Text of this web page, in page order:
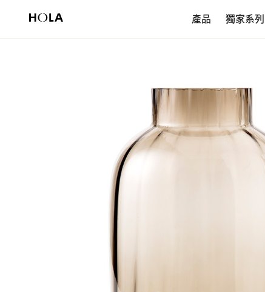
產品 獨家系列